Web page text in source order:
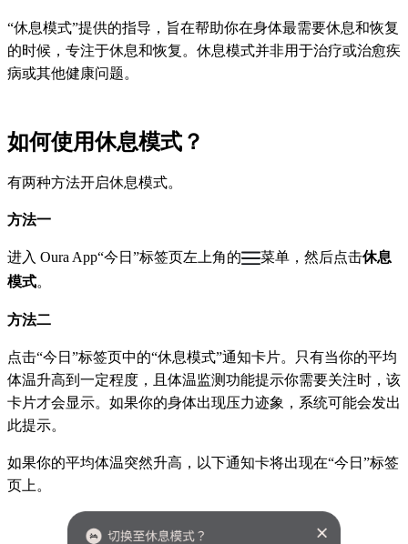
“休息模式”提供的指导，旨在帮助你在身体最需要休息和恢复
的时候，专注于休息和恢复。休息模式并非用于治疗或治愈疾
病或其他健康问题。
如何使用休息模式？
有两种方法开启休息模式。
方法一
进入 Oura App“今日”标签页左上角的 菜单，然后点击休息
模式。
方法二
点击“今日”标签页中的“休息模式”通知卡片。只有当你的平均
体温升高到一定程度，且体温监测功能提示你需要关注时，该
卡片才会显示。如果你的身体出现压力迹象，系统可能会发出
此提示。
如果你的平均体温突然升高，以下通知卡将出现在“今日”标签
页上。